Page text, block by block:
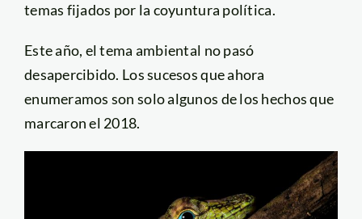
temas fijados por la coyuntura política.
Este año, el tema ambiental no pasó
desapercibido. Los sucesos que ahora
enumeramos son solo algunos de los hechos que
marcaron el 2018.